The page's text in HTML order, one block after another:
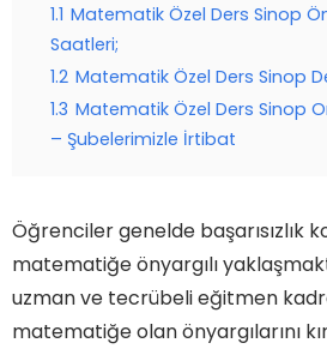
1.1 Matematik Özel Ders Sinop
Saatleri;
1.2 Matematik Özel Ders Sinop
1.3 Matematik Özel Ders Sinop
– Şubelerimizle İrtibat
Öğrenciler genelde başarısızlık
matematiğe önyargılı
uzman ve tecrübeli eğitmen
matematiğe olan önyargılarını